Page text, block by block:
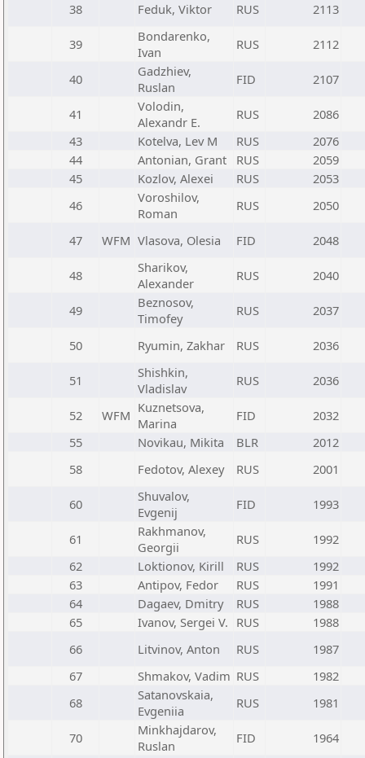
38 Feduk, Viktor RUS 2113
39
Bondarenko,
Ivan
RUS 2112
40
Gadzhiev,
Ruslan
FID 2107
41
Volodin,
Alexandr E.
RUS
2086
43
Kotelva, Lev M RUS
2076
44
Antonian, Grant RUS
2059
45
Kozlov, Alexei RUS
2053
46
Voroshilov,
Roman
RUS 2050
47 WFM Vlasova, Olesia FID 2048
48
Sharikov,
Alexander
RUS 2040
49
Beznosov,
Timofey
RUS 2037
50 Ryumin, Zakhar RUS 2036
51
Shishkin,
Vladislav
RUS 2036
52 WFM Kuznetsova,
Marina
FID
2032
55
Novikau, Mikita BLR
2012
58
Fedotov, Alexey RUS 2001
60
Shuvalov,
Evgenij
FID 1993
61
Rakhmanov,
Georgii
RUS
1992
62
Loktionov, Kirill RUS
1992
63
Antipov, Fedor RUS
1991
64
Dagaev, Dmitry RUS
1988
65
Ivanov, Sergei V. RUS
1988
66
Litvinov, Anton RUS
1987
67
Shmakov, Vadim RUS
1982
68
Satanovskaia,
Evgeniia
RUS 1981
70
Minkhajdarov,
Ruslan
FID 1964